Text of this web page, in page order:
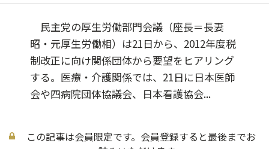
民主党の厚生労働部門会議（座長＝長妻
昭・元厚生労働相）は21日から、2012年度税
制改正に向け関係団体から要望をヒアリング
する。医療・介護関係では、21日に日本医師
会や四病院団体協議会、日本看護協会...
この記事は会員限定です。会員登録すると最後までお